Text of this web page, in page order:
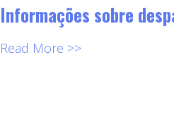
Informações sobre
Read More >>